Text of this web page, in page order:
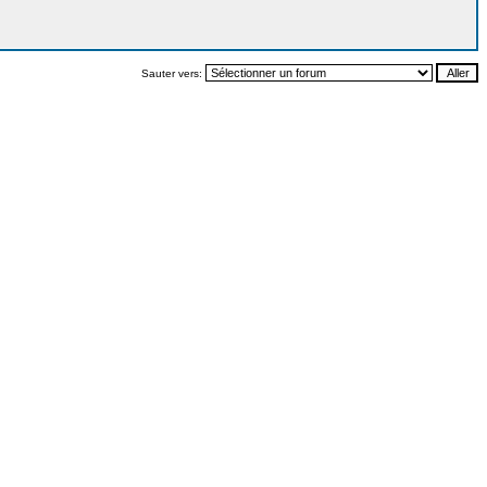
Sauter vers: